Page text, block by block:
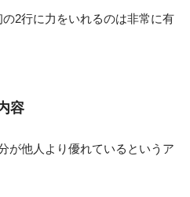
2行に力をいれるのは非常に有
容
が他人より優れているというア